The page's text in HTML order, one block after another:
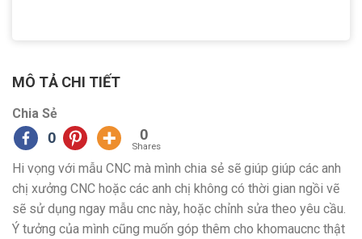
MÔ TẢ CHI TIẾT
Chia Sẻ
0 0
Shares
Hi vọng với mẫu CNC mà mình chia sẻ sẽ giúp giúp các anh
chị xưởng CNC hoặc các anh chị không có thời gian ngồi vẽ
sẽ sử dụng ngay mẫu cnc này, hoặc chỉnh sửa theo yêu cầu.
Ý tưởng của mình cũng muốn góp thêm cho khomaucnc thật